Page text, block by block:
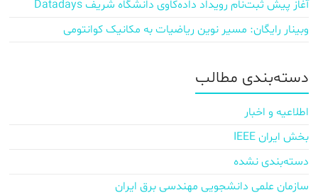
آغاز پیش‌ ثبت‌نام رویداد داده‌کاوی دانشگاه شریف Datadays
وبینار رایگان: مسیر نوین ریاضیات به مکانیک کوانتومی
دسته‌بندی مطالب
اطلاعیه و اخبار
بخش ایران IEEE
دسته‌بندی نشده
سازمان علمی دانشجویی مهندسی برق ایران